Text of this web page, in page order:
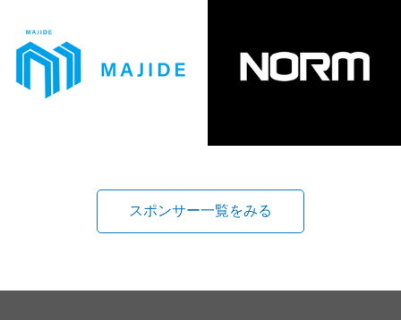
スポンサー一覧をみる